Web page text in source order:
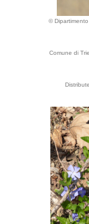
©
Comune di